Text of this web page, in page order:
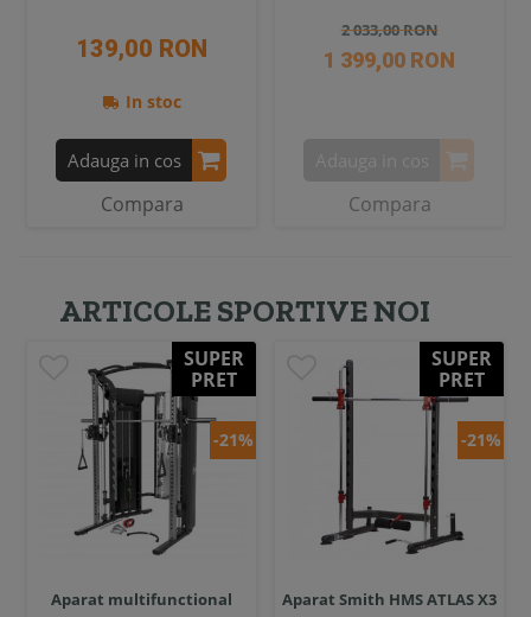
139,00 RON
In stoc
Adauga in cos
Compara
2 033,00 RON
1 399,00 RON
Compara
ARTICOLE SPORTIVE NOI
SUPER
PRET
-21%
Aparat multifunctional
SUPER
PRET
-21%
Aparat Smith HMS ATLAS X3